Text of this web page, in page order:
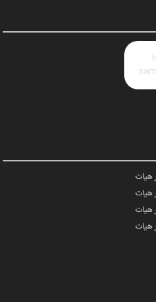
هیات
هیات
هیات
هیات